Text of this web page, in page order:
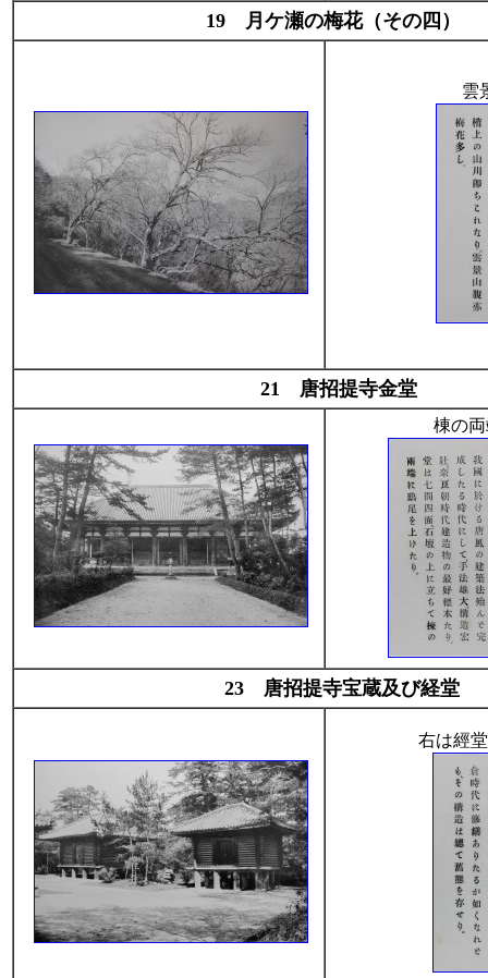
19 月ケ瀬の梅花（その四）
雲
21 唐招提寺金堂
棟の
23 唐招提寺宝蔵及び経堂
右は經